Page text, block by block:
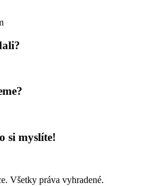
si myslíte!
Všetky práva vyhradené.